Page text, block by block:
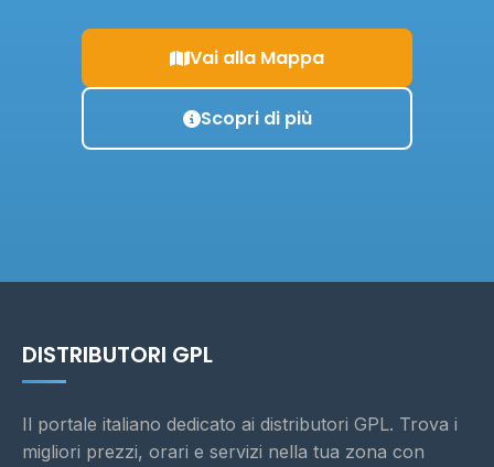
Vai alla Mappa
Scopri di più
DISTRIBUTORI GPL
Il portale italiano dedicato ai distributori GPL. Trova i
migliori prezzi, orari e servizi nella tua zona con